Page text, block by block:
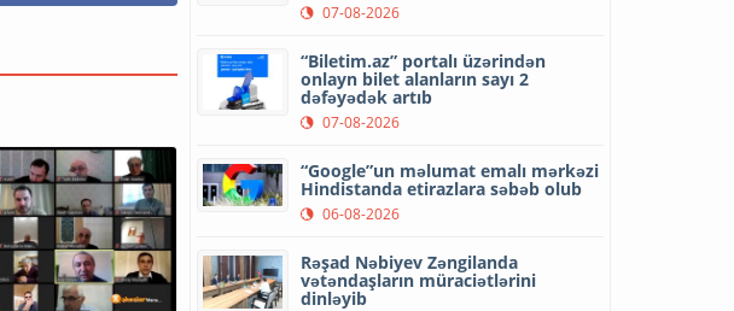
07-08-2026
“Biletim.az” portalı üzərindən
onlayn bilet alanların sayı 2
dəfəyədək artıb
07-08-2026
“Google”un məlumat emalı mərkəzi
Hindistanda etirazlara səbəb olub
06-08-2026
Rəşad Nəbiyev Zəngilanda
vətəndaşların müraciətlərini
dinləyib